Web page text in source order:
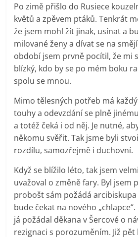
Po zimě přišlo do Rusiece
květů a zpěvem ptáků. Tenkrát
že jsem mohl žít jinak, usínat a
milované ženy a dívat se na
období jsem prvně pocítil, že mi
blízký, kdo by se po mém boku
spolu se mnou.
Mimo tělesných potřeb má
touhy a odevzdání se plně
a totéž čeká i od něj. Je nutné,
někomu svěřit. Tak jsme byli
rozdílu, samozřejmě i duchovní.
Když se blížilo léto, tak jsem
uvažoval o změně fary. Byl jsem
probošt sám požádá
bude čekat na nového
já požádal děkana v Šercové o
rezignaci s porozuměním. Již